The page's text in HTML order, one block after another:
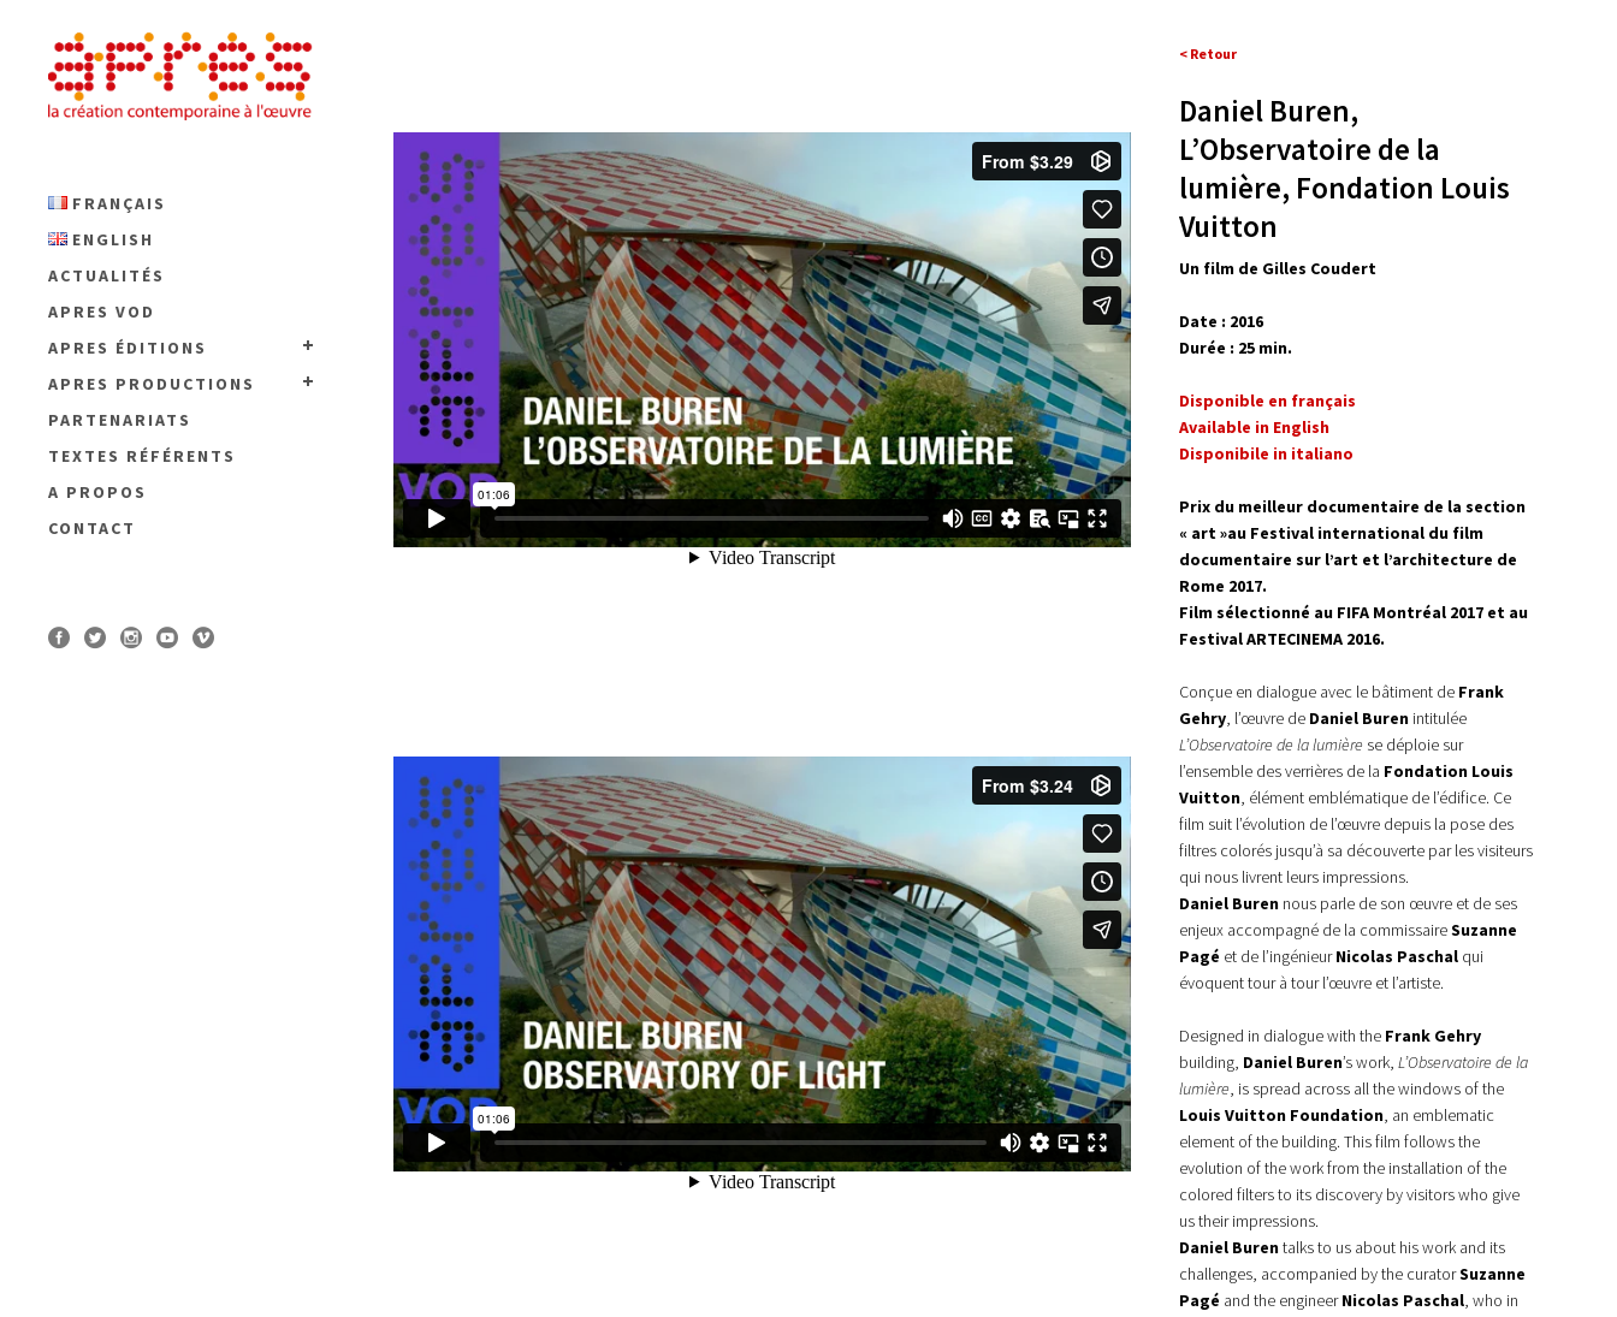
FRANÇAIS
ENGLISH
ACTUALITÉS
APRES VOD
APRES ÉDITIONS
APRES PRODUCTIONS
PARTENARIATS
TEXTES RÉFÉRENTS
A PROPOS
CONTACT
< Retour
Daniel Buren,
L’Observatoire de la
lumière, Fondation Louis
Vuitton
Un film de Gilles Coudert
Date : 2016
Durée : 25 min.
Disponible en français
Available in English
Disponibile in italiano
Prix du meilleur documentaire de la section
« art »au Festival international du film
documentaire sur l’art et l’architecture de
Rome 2017.
Film sélectionné au FIFA Montréal 2017 et au
Festival ARTECINEMA 2016.
Conçue en dialogue avec le bâtiment de Frank
Gehry, l’œuvre de Daniel Buren intitulée
L’Observatoire de la lumière se déploie sur
l’ensemble des verrières de la Fondation Louis
Vuitton, élément emblématique de l’édifice. Ce
film suit l’évolution de l’œuvre depuis la pose des
filtres colorés jusqu’à sa découverte par les visiteurs
qui nous livrent leurs impressions.
Daniel Buren nous parle de son œuvre et de ses
enjeux accompagné de la commissaireSuzanne
Pagé et de l’ingénieurNicolas Paschal qui
évoquent tour à tour l’œuvre et l’artiste.
Designed in dialogue with the Frank Gehry
building, Daniel Buren’s work,L’Observatoire de la
lumière, is spread across all the windows of the
Louis Vuitton Foundation, an emblematic
element of the building. This film follows the
evolution of the work from the installation of the
colored filters to its discovery by visitors who give
us their impressions.
Daniel Burentalks to us about his work and its
challenges, accompanied by the curatorSuzanne
Pagé and the engineerNicolas Paschal, who in